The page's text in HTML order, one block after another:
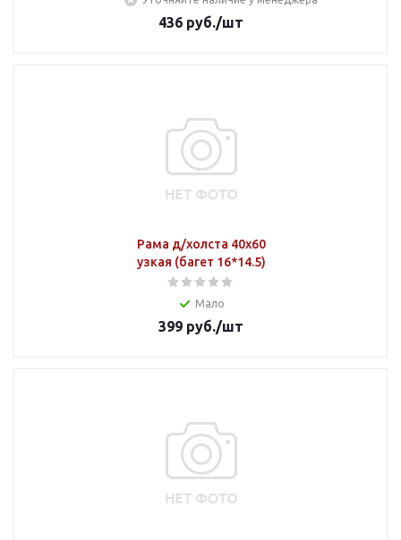
436 руб./шт
Рама д/холста 40х60
узкая (багет 16*14.5)
Мало
399 руб./шт